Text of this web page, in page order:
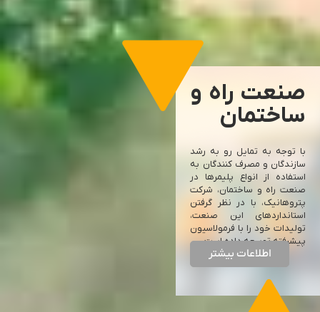
صنایع
خودرو
با توجه به تمایل رو به رشد
سازندگان و مصرف کنندگان به
استفاده از انواع پلیمرها در
صنعت راه و ساختمان، شرکت
پتروهانیک، با در نظر گرفتن
استانداردهای این صنعت،
تولیدات خود را با فرمولاسیون
پیشرفته توسعه داده است.
اطلاعات بیشتر